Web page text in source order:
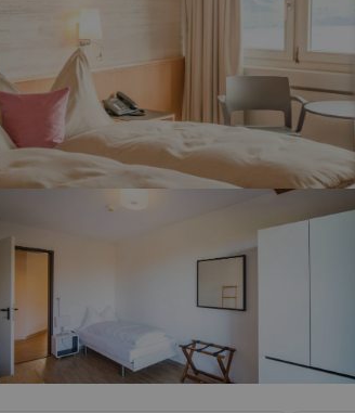
entsprechen. Versuchen Sie, das Ziel zu
seinen Kompass gefunden hat, wird er zurück